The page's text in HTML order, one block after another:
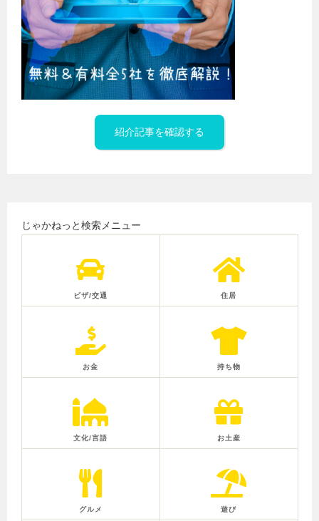
紹介記事を確認する
じゃかねっと検索メニュー
ビザ/交通 住居
お金 持ち物
文化/言語 お土産
グルメ 遊び